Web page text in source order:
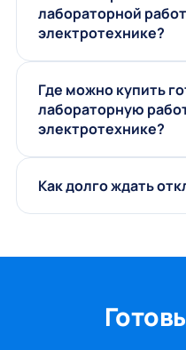
лабораторной
электротехнике?
Где можно купить
лабораторную
электротехнике?
Как долго ждать